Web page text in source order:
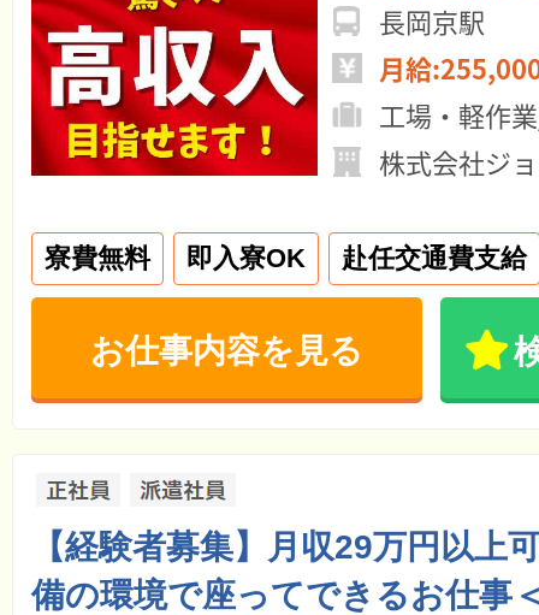
長岡京駅
月給
工場・軽作
株式会社ジ
寮費無料 即入寮OK 赴任交通費支給
お仕事内容を見る
【経験者募集】月収29万円以上
備の環境で座ってできるお仕事